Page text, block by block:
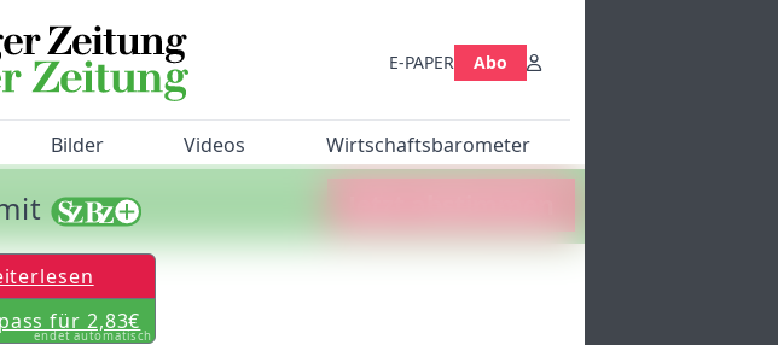
E-PAPER Abo
Bilder Videos Wirtschaftsbarometer
für 2,83€
endet automatisch